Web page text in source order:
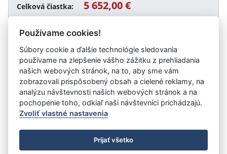
Celková čiastka: 5 652,00 €
Návrat späť
Vystavil:Úrad práce, sociálnych vecí a rodiny Prešov
Úrad vlády SR
- Všetky práva vyhradené
Prehlásenie o prístupnosti
Zmluvy do 31.12.2010
Používame cookies!
Súbory cookie a ďalšie technológie sledovania
používame na zlepšenie vášho zážitku z prehliadania
našich webových stránok, na to, aby sme vám
zobrazovali prispôsobený obsah a cielené reklamy, na
analýzu návštevnosti našich webových stránok a na
pochopenie toho, odkiaľ naši návštevníci prichádzajú.
Zvoliť vlastné nastavenia
Prijať všetko